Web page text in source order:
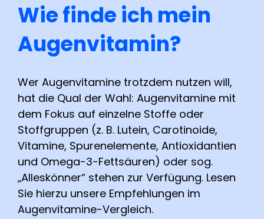
Wie finde ich mein
Augenvitamin?
Wer Augenvitamine trotzdem nutzen will,
hat die Qual der Wahl: Augenvitamine mit
dem Fokus auf einzelne Stoffe oder
Stoffgruppen (z. B. Lutein, Carotinoide,
Vitamine, Spurenelemente, Antioxidantien
und Omega-3-Fettsäuren) oder sog.
„Alleskönner“ stehen zur Verfügung. Lesen
Sie hierzu unsere Empfehlungen im
Augenvitamine-Vergleich.